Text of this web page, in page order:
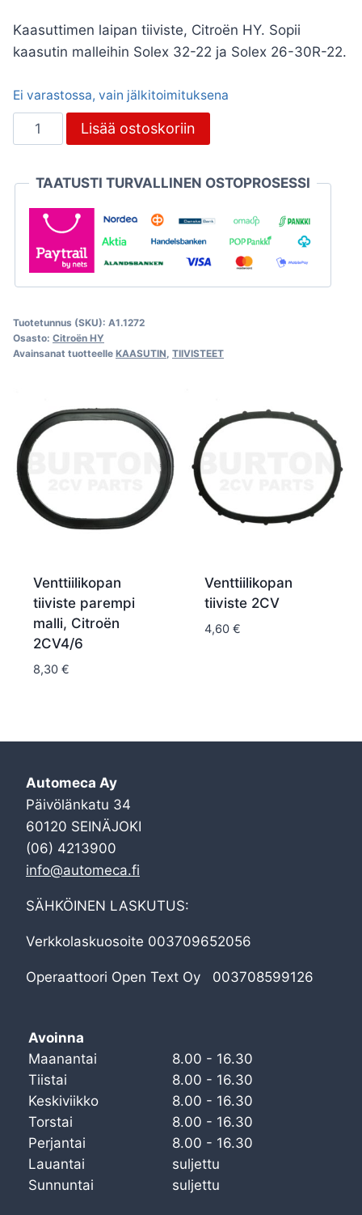
Kaasuttimen laipan tiiviste, Citroën HY. Sopii
kaasutin malleihin Solex 32-22 ja Solex 26-30R-22.
Ei varastossa, vain jälkitoimituksena
Kaasuttimen
laipan
Citroën
HY
määrä
Lisää ostoskoriin
TAATUSTI TURVALLINEN OSTOPROSESSI
Tuotetunnus (SKU): A1.1272
Osasto: Citroën HY
Avainsanat tuotteelle KAASUTIN TIIVISTEET
Venttiilikopan
tiiviste parempi
malli, Citroën
2CV4/6
8,30 €
Venttiilikopan
tiiviste 2CV
4,60 €
Automeca Ay
Päivölänkatu 34
60120 SEINÄJOKI
(06) 4213900
info@automeca.fi
SÄHKÖINEN LASKUTUS:
Verkkolaskuosoite 003709652056
Operaattoori Open Text Oy 003708599126
Avoinna
Maanantai
8.00 - 16.30
Tiistai
8.00 - 16.30
Keskiviikko
8.00 - 16.30
Torstai
8.00 - 16.30
Perjantai
8.00 - 16.30
Lauantai
suljettu
Sunnuntai
suljettu